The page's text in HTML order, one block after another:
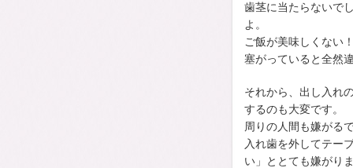
歯茎に当たらないで
よ。
ご飯が美味しくない
塞がっていると全然
それから、出し入れ
するのも大変です。
周りの人間も嫌がる
入れ歯を外してテー
い」ととても嫌がり